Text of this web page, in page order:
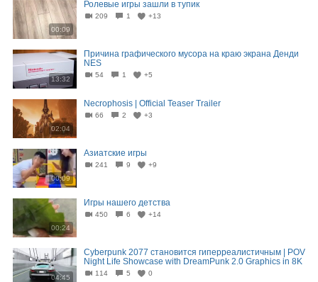
00:09
Ролевые игры зашли в тупик
209 1 +13
13:32
Причина графического мусора на краю экрана Денди
NES
54 1 +5
02:04
Necrophosis | Official Teaser Trailer
66 2 +3
00:09
Азиатские игры
241 9 +9
00:24
Игры нашего детства
450 6 +14
04:45
Cyberpunk 2077 становится гиперреалистичным | POV
Night Life Showcase with DreamPunk 2.0 Graphics in 8K
114 5 0